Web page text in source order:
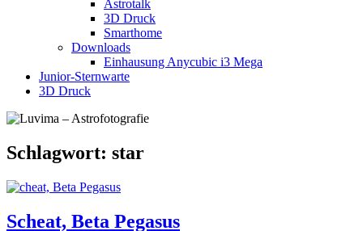
Astrotalk
3D Druck
Smarthome
Downloads
Einhausung Anycubic i3 Mega
Junior-Sternwarte
3D Druck
Schlagwort: star
Scheat, Beta Pegasus